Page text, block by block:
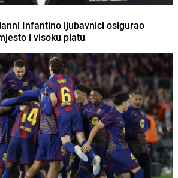
Infantino ljubavnici osigurao
i visoku platu